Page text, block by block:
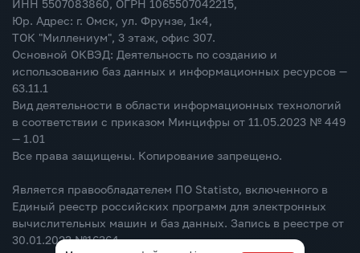
ИНН 5507083860, ОГРН 1065507042215,
Юр. Адрес: г. Омск, ул. Фрунзе, 1к4,
ТОК "Миллениум", 3 этаж, офис 307.
Основной ОКВЭД: Деятельность по созданию и
использованию баз данных и информационных ресурсов —
63.11.1
Вид деятельности в области информационных технологий
в соответствии с приказом Минцифры от 11.05.2023 № 449
— 1.01
Все права защищены. Копирование запрещено.
Является правообладателем ПО Statisto, включенного в
Единый реестр российских программ для электронных
вычислительных машин и баз данных. Запись в реестре от
30.01.2023 №16364